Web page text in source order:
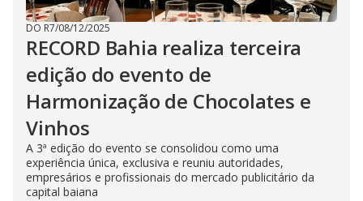
DO R7/08/12/2025
RECORD Bahia realiza terceira
edição do evento de
Harmonização de Chocolates e
Vinhos
A 3ª edição do evento se consolidou como uma
experiência única, exclusiva e reuniu autoridades,
empresários e profissionais do mercado publicitário da
capital baiana